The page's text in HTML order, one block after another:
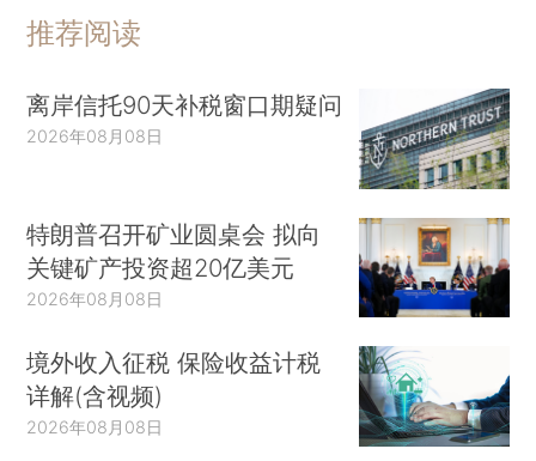
推荐阅读
离岸信托90天补税窗口期疑问
2026年08月08日
特朗普召开矿业圆桌会 拟向
关键矿产投资超20亿美元
2026年08月08日
境外收入征税 保险收益计税
详解(含视频)
2026年08月08日